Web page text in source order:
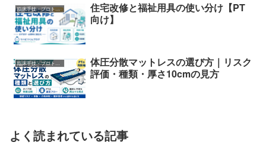
臨床手技・プロトコル
住宅改修と福祉用具の使い分け【PT
向け】
体圧分散マットレスの選び方｜リスク
評価・種類・厚さ10cmの見方
よく読まれている記事